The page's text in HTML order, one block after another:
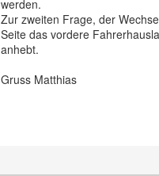
werden.
Zur zweiten Frage, der
Seite das vordere
anhebt.
Gruss Matthias